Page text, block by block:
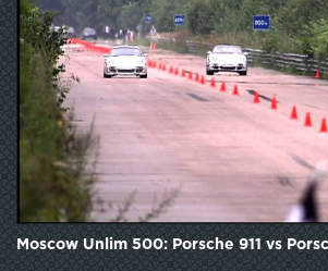
Moscow Unlim 500: Porsche 911 vs